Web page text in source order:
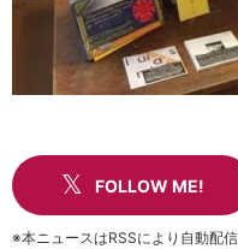
FOLLOW ME!
※本ニュースはRSSにより自動配信